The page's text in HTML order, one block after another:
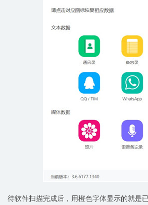
待软件扫描完成后，用橙色字体显示的就是